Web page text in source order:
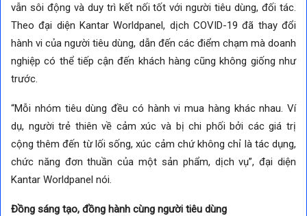
vẫn sôi động và duy trì kết nối tốt với người tiêu dùng, đối tác.
Theo đại diện Kantar Worldpanel, dịch COVID-19 đã thay đổi
hành vi của người tiêu dùng, dẫn đến các điểm chạm mà doanh
nghiệp có thể tiếp cận đến khách hàng cũng không giống như
trước.
“Mỗi nhóm tiêu dùng đều có hành vi mua hàng khác nhau. Ví
dụ, người trẻ thiên về cảm xúc và bị chi phối bởi các giá trị
cộng thêm đến từ lối sống, xúc cảm chứ không chỉ là tác dụng,
chức năng đơn thuần của một sản phẩm, dịch vụ”, đại diện
Kantar Worldpanel nói.
Đồng sáng tạo, đồng hành cùng người tiêu dùng